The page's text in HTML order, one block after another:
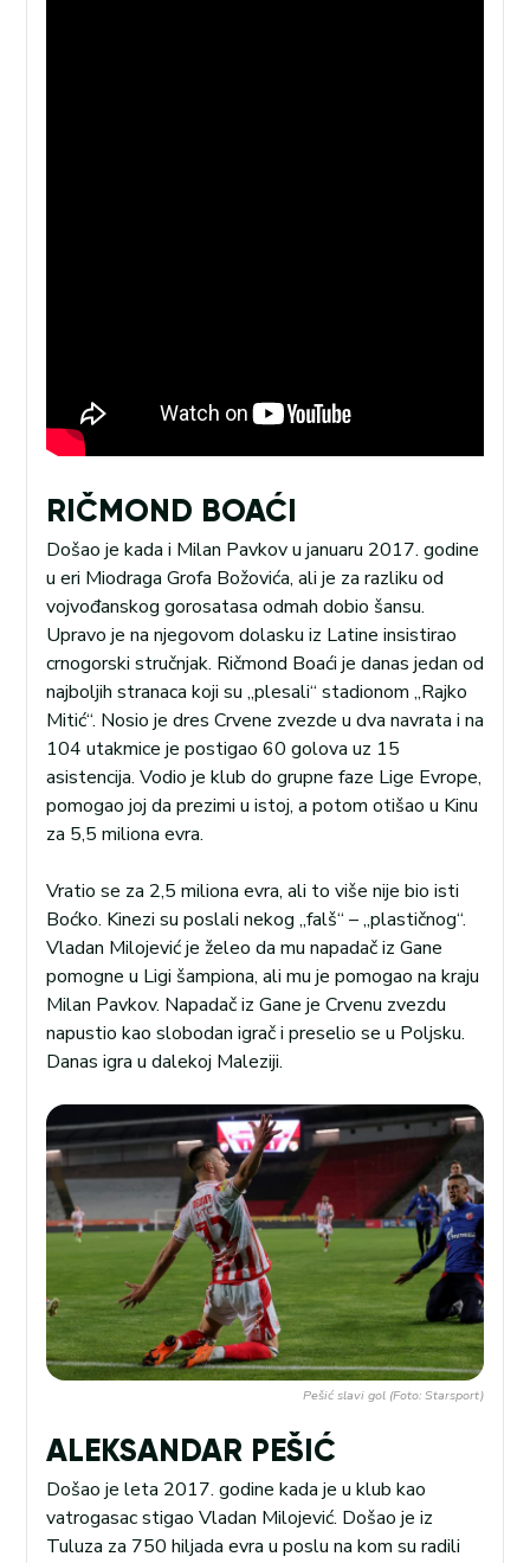
RIČMOND BOAĆI
Došao je kada i Milan Pavkov u januaru 2017. godine
u eri Miodraga Grofa Božovića, ali je za razliku od
vojvođanskog gorosatasa odmah dobio šansu.
Upravo je na njegovom dolasku iz Latine insistirao
crnogorski stručnjak. Ričmond Boaći je danas jedan od
najboljih stranaca koji su „plesali“ stadionom „Rajko
Mitić“. Nosio je dres Crvene zvezde u dva navrata i na
104 utakmice je postigao 60 golova uz 15
asistencija. Vodio je klub do grupne faze Lige Evrope,
pomogao joj da prezimi u istoj, a potom otišao u Kinu
za 5,5 miliona evra.
Vratio se za 2,5 miliona evra, ali to više nije bio isti
Boćko. Kinezi su poslali nekog „falš“ – „plastičnog“.
Vladan Milojević je želeo da mu napadač iz Gane
pomogne u Ligi šampiona, ali mu je pomogao na kraju
Milan Pavkov. Napadač iz Gane je Crvenu zvezdu
napustio kao slobodan igrač i preselio se u Poljsku.
Danas igra u dalekoj Maleziji.
Pešić slavi gol (Foto: Starsport)
ALEKSANDAR PEŠIĆ
Došao je leta 2017. godine kada je u klub kao
vatrogasac stigao Vladan Milojević. Došao je iz
Tuluza za 750 hiljada evra u poslu na kom su radili